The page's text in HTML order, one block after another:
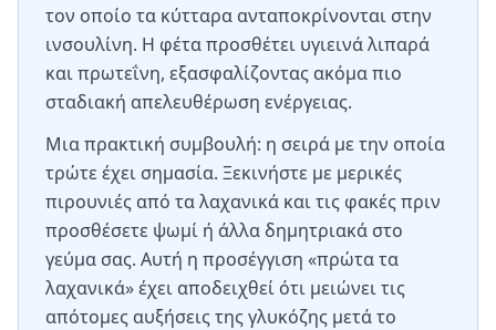
τον οποίο τα κύτταρα ανταποκρίνονται στην
ινσουλίνη. Η φέτα προσθέτει υγιεινά λιπαρά
και πρωτεΐνη, εξασφαλίζοντας ακόμα πιο
σταδιακή απελευθέρωση ενέργειας.
Μια πρακτική συμβουλή: η σειρά με την οποία
τρώτε έχει σημασία. Ξεκινήστε με μερικές
πιρουνιές από τα λαχανικά και τις φακές πριν
προσθέσετε ψωμί ή άλλα δημητριακά στο
γεύμα σας. Αυτή η προσέγγιση «πρώτα τα
λαχανικά» έχει αποδειχθεί ότι μειώνει τις
απότομες αυξήσεις της γλυκόζης μετά το